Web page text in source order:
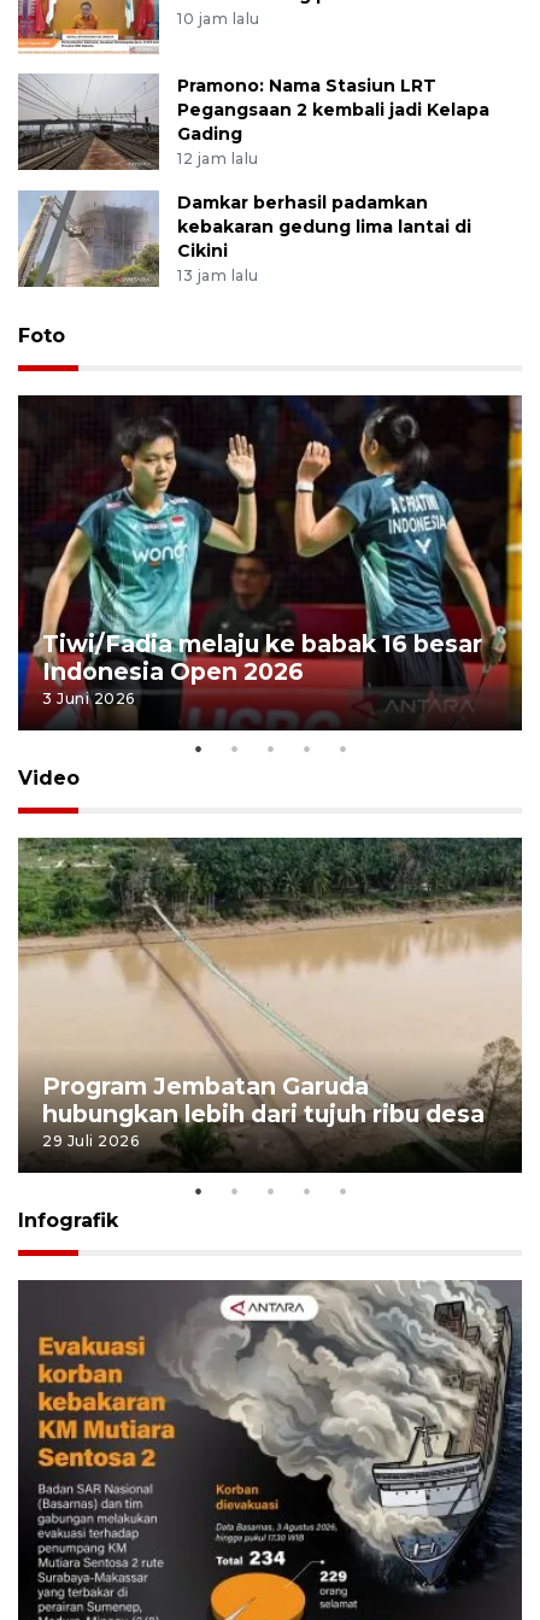
10 jam lalu
Pramono: Nama Stasiun LRT
Pegangsaan 2 kembali jadi Kelapa
Gading
12 jam lalu
Damkar berhasil padamkan
kebakaran gedung lima lantai di
Cikini
13 jam lalu
Foto
Tiwi/Fadia melaju ke babak 16 besar
Indonesia Open 2026
3 Juni 2026
Video
Program Jembatan Garuda
hubungkan lebih dari tujuh ribu desa
29 Juli 2026
Infografik